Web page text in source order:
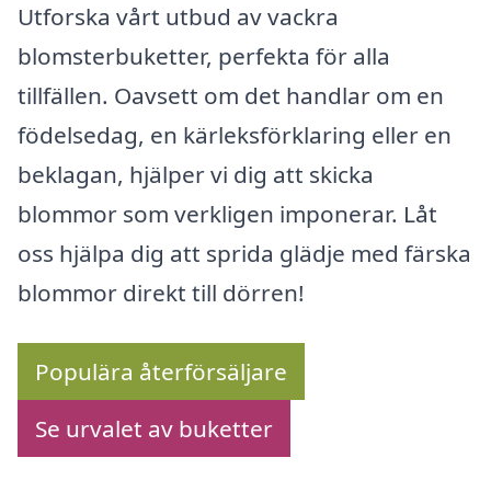
Utforska vårt utbud av vackra
blomsterbuketter, perfekta för alla
tillfällen. Oavsett om det handlar om en
födelsedag, en kärleksförklaring eller en
beklagan, hjälper vi dig att skicka
blommor som verkligen imponerar. Låt
oss hjälpa dig att sprida glädje med färska
blommor direkt till dörren!
Populära återförsäljare
Se urvalet av buketter